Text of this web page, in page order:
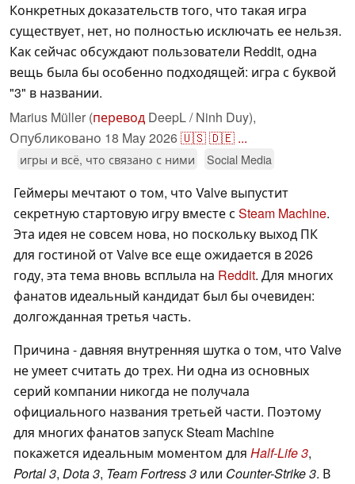
Конкретных доказательств того, что такая игра
существует, нет, но полностью исключать ее нельзя.
Как сейчас обсуждают пользователи Reddit, одна
вещь была бы особенно подходящей: игра с буквой
"3" в названии.
Marius Müller (перевод DeepL / Ninh Duy),
Опубликовано 18 May 2026🇺🇸🇩🇪 ...
игры и всё, что связано с ними Social Media
Геймеры мечтают о том, что Valve выпустит
секретную стартовую игру вместе с Steam Machine.
Эта идея не совсем нова, но поскольку выход ПК
для гостиной от Valve все еще ожидается в 2026
году, эта тема вновь всплыла на Reddit. Для многих
фанатов идеальный кандидат был бы очевиден:
долгожданная третья часть.
Причина - давняя внутренняя шутка о том, что Valve
не умеет считать до трех. Ни одна из основных
серий компании никогда не получала
официального названия третьей части. Поэтому
для многих фанатов запуск Steam Machine
покажется идеальным моментом для Half-Life 3,
Portal 3, Dota 3, Team Fortress 3 или Counter-Strike 3. В